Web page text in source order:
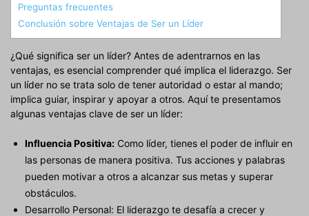
Preguntas frecuentes
Conclusión sobre Ventajas de Ser un Líder
¿Qué significa ser un líder? Antes de adentrarnos en las
ventajas, es esencial comprender qué implica el liderazgo. Ser
un líder no se trata solo de tener autoridad o estar al mando;
implica guiar, inspirar y apoyar a otros. Aquí te presentamos
algunas ventajas clave de ser un líder:
Influencia Positiva: Como líder, tienes el poder de influir en
las personas de manera positiva. Tus acciones y palabras
pueden motivar a otros a alcanzar sus metas y superar
obstáculos.
Desarrollo Personal: El liderazgo te desafía a crecer y